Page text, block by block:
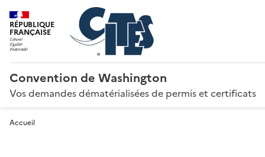
RÉPUBLIQUE
FRANÇAISE
Convention de Washington
Vos demandes dématérialisées de permis et certificats
Accueil